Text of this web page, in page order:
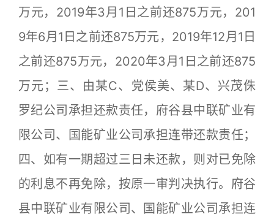
万元，2019年3月1日之前还875万元，201
9年6月1日之前还875万元，2019年12月1日
之前还875万元，2020年3月1日之前还875
万元；三、由某C、党侯美、某D、兴茂侏
罗纪公司承担还款责任，府谷县中联矿业有
限公司、国能矿业公司承担连带还款责任；
四、如有一期超过三日未还款，则对已免除
的利息不再免除，按原一审判决执行。府谷
县中联矿业有限公司、国能矿业公司承担连